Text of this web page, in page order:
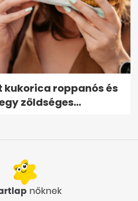
kukorica roppanós és
zöldséges...